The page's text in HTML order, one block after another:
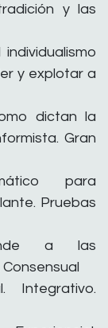
y las
y explotar a
dictan la
Gran
para
Pruebas
a las
Integrativo.